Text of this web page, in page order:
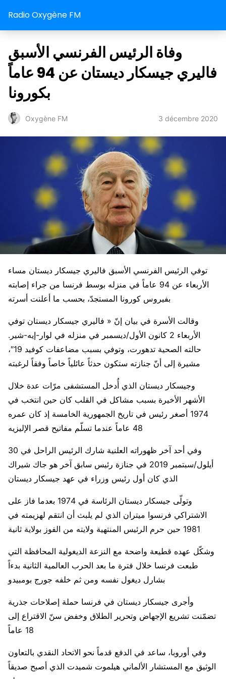
Radio Oxygène FM
وفاة الرئيس الفرنسي الأسبق
فاليري جيسكار ديستان عن 94 عاماً
بكورونا
Oxygène FM 3 décembre 2020
توفي الرئيس الفرنسي الأسبق فاليري جيسكار ديستان مساء
الأربعاء عن 94 عاماً في منزله بوسط فرنسا من جراء إصابته
بفيروس كورونا المستجدّ، بحسب ما أعلنت أسرته
وقالت الأسرة في بيان إنّ « فاليري جيسكار ديستان توفي
الأربعاء 2 كانون الأول/ديسمبر في منزله في لوار-إيه-شير.
حالته الصحية تدهورت، وتوفي بسبب مضاعفات كوفيد 19″،
مشيرة إلى أنّ جنازته ستكون حدثاً عائلياً خاصاً وفقاً لرغبته
وجيسكار ديستان الذي أُدخل المستشفى مرّات عدة خلال
الأشهر الأخيرة بسبب مشاكل في القلب كان حين انتخب في
1974 أصغر رئيس في تاريخ الجمهورية الخامسة إذ كان عمره
48 عاماً عندما تسلّم مفاتيح قصر الإليزيه
وفي أحد آخر ظهوراته العلنية شارك الرئيس الراحل في 30
أيلول/سبتمبر 2019 في جنازة رئيس سابق آخر هو جاك شيراك
الذي كان أول رئيس وزراء في عهد جيسكار ديستان
وتولّى جيسكار ديستان الرئاسة في 1974 بعدما فاز على
الاشتراكي فرنسوا ميتران الذي لم يلبث أن انتقم لهزيمته في
1981 حين حرم الرئيس المنتهية ولايته من الفوز بولاية ثانية
وشكّل عهده قطيعة واضحة مع النزعة الديغولية المحافظة التي
طبعت فرنسا خلال فترة ما بعد الحرب العالمية الثانية بدءاً
بشارل ديغول نفسه ومن ثم خلفه جورج بومبيدو
وأجرى جيسكار ديستان في فرنسا حملة إصلاحات جذرية
تضمّنت تشريع الإجهاض وتحرير الطلاق وخفض سنّ الاقتراع إلى
18 عاماً
وفي أوروبا، ساعد في الدفع قدماً نحو الاتحاد النقدي بالتعاون
الوثيق مع المستشار الألماني هيلموت شميدت الذي أصبح صديقاً